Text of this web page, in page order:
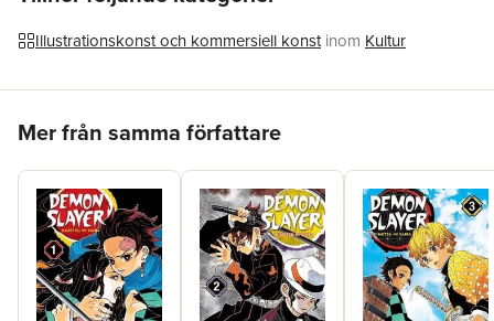
Illustrationskonst och kommersiell konst inom Kultur
Mer från samma författare